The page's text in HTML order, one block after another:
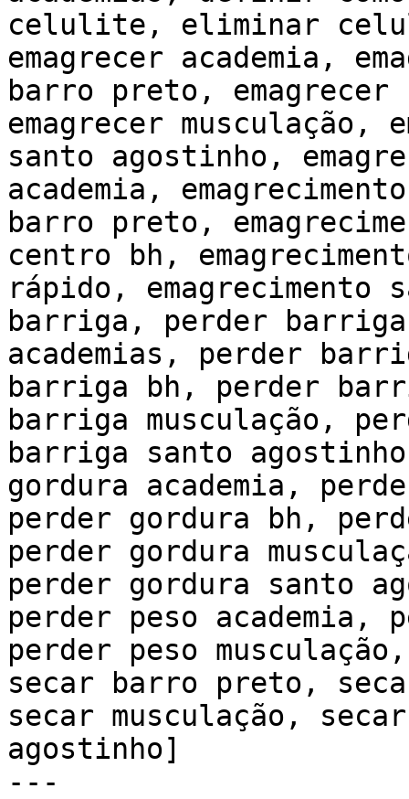
celulite, eliminar
emagrecer academia,
barro preto,
emagrecer musculação,
santo agostinho,
academia,
barro preto,
centro bh,
rápido, emagrecimento
barriga, perder
academias, perder
barriga bh, perder
barriga musculação,
barriga santo
gordura academia,
perder gordura bh,
perder gordura
perder gordura santo
perder peso academia,
perder peso
secar barro preto,
secar musculação,
agostinho]
---